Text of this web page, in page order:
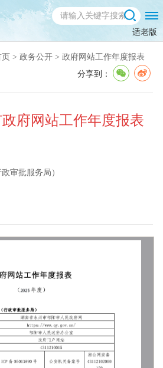
适老版
> 政务公开 > 政府网站工作年度报表
分享到：
府网站工作年度报表
审批服务局）